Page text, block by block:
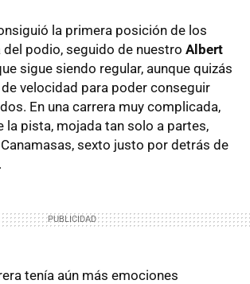
la primera posición de los
podio, seguido de nuestro Albert
sigue siendo regular, aunque quizás
velocidad para poder conseguir
En una carrera muy complicada,
la pista, mojada tan solo a partes,
sexto justo por detrás de
tenía aún más emociones